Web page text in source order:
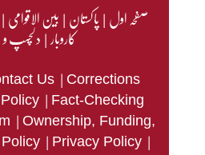
صفحہ اول|پاکستان|بین الاقوامی|
کاروبار|دلچسپ
Us | Corrections
| Fact-Checking
| Ownership, Funding,
| Privacy Policy |